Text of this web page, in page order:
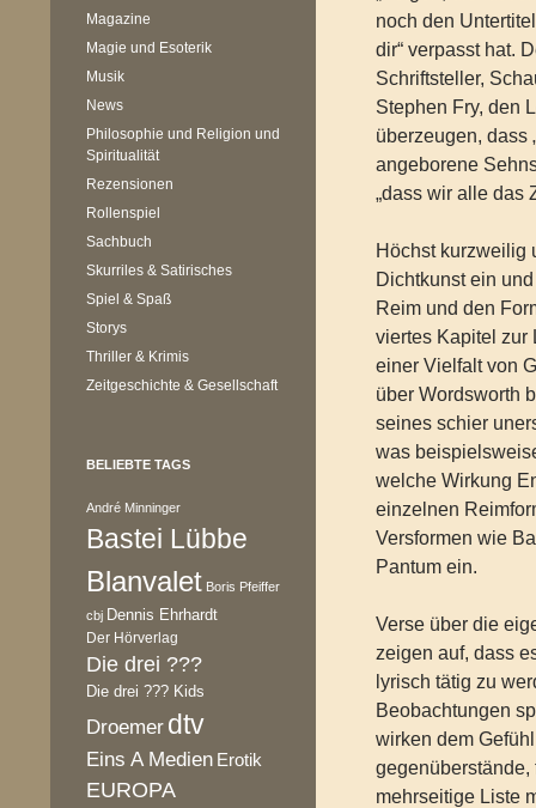
noch den
dir“ verpasst hat.
Schriftsteller,
Stephen Fry, den
überzeugen, dass
angeborene
„dass wir alle das
Höchst kurzweilig
Dichtkunst ein
Reim und den
viertes Kapitel zur
einer Vielfalt von
über Wordsworth
seines schier
was
welche Wirkung
einzelnen
Versformen wie
Pantum ein.
Verse über die
zeigen auf, dass
lyrisch tätig zu
Beobachtungen
wirken dem
gegenüberstände,
mehrseitige Liste
Magazine
Magie und Esoterik
Musik
News
Philosophie und Religion und
Spiritualität
Rezensionen
Rollenspiel
Sachbuch
Skurriles & Satirisches
Spiel & Spaß
Storys
Thriller & Krimis
Zeitgeschichte & Gesellschaft
BELIEBTE TAGS
André Minninger
Bastei Lübbe
Blanvalet Boris Pfeiffer
cbj Dennis Ehrhardt
Der Hörverlag
Die drei ???
Die drei ??? Kids
Droemer dtv
Eins A Medien Erotik
EUROPA